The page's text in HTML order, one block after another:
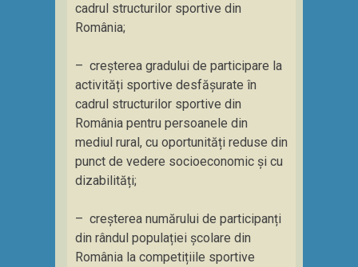
cadrul structurilor sportive din
România;
– creșterea gradului de participare la
activități sportive desfășurate în
cadrul structurilor sportive din
România pentru persoanele din
mediul rural, cu oportunități reduse din
punct de vedere socioeconomic și cu
dizabilități;
– creșterea numărului de participanți
din rândul populației școlare din
România la competițiile sportive